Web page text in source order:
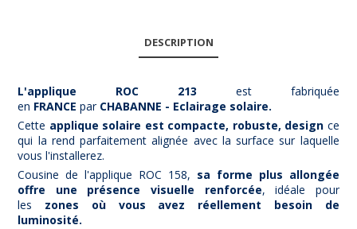
DESCRIPTION
L'applique ROC 213 est fabriquée
en FRANCEpar CHABANNE - Eclairage solaire.
Cette applique solaire est compacte, robuste, design ce
qui la rend parfaitement alignée avec la surface sur laquelle
vous l'installerez.
Cousine de l'applique ROC 158, sa forme plus allongée
offre une présence visuelle renforcée, idéale pour
les zones où vous avez réellement besoin de
luminosité.